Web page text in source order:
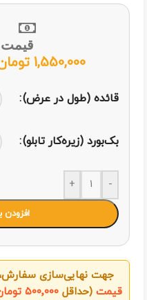
1,550,000
قائده (طول در عرض)
بک‌بورد (زیره‌کار تابلو)
-
+
افزودن
جهت نهایی‌سازی سفارش،
قیمت (حداقل۵۰۰٬۰۰۰ تومان